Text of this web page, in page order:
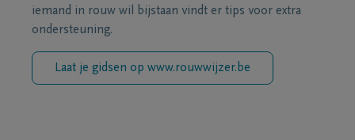
iemand in rouw wil bijstaan vindt er tips voor extra
ondersteuning.
Laat je gidsen op www.rouwwijzer.be